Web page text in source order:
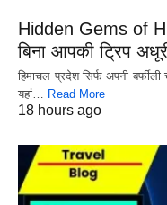
Hidden Gems of
बिना आपकी ट्रिप
हिमाचल प्रदेश सिर्फ अपनी बर्फीली
यहां…
Read More
18 hours ago